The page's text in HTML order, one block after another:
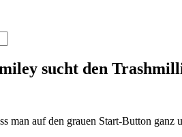
sucht den
man auf den grauen Start-Button